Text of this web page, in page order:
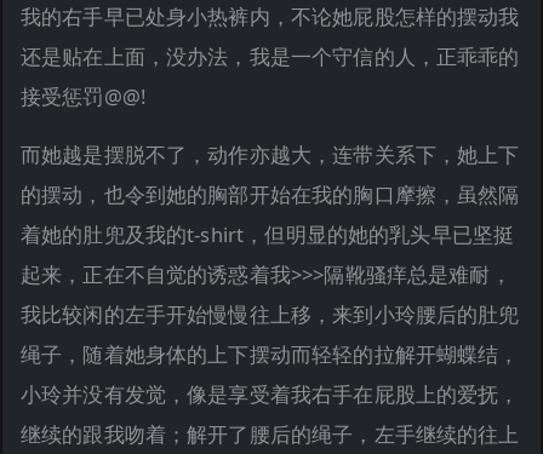
我的右手早已处身小热裤内，不论她屁股怎样的摆动我
还是贴在上面，没办法，我是一个守信的人，正乖乖的
接受惩罚@@!
而她越是摆脱不了，动作亦越大，连带关系下，她上下
的摆动，也令到她的胸部开始在我的胸口摩擦，虽然隔
着她的肚兜及我的t-shirt，但明显的她的乳头早已坚挺
起来，正在不自觉的诱惑着我>>>隔靴骚痒总是难耐，
我比较闲的左手开始慢慢往上移，来到小玲腰后的肚兜
绳子，随着她身体的上下摆动而轻轻的拉解开蝴蝶结，
小玲并没有发觉，像是享受着我右手在屁股上的爱抚，
继续的跟我吻着；解开了腰后的绳子，左手继续的往上